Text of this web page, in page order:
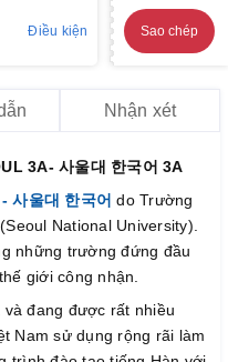
Điều kiện Sao chép
Nhận xét
3A- 사울대 한국어 3A
사울대 한국어 do Trường
National University).
những trường đứng đầu
giới công nhận.
và đang được rất nhiều
Nam sử dụng rộng rãi làm